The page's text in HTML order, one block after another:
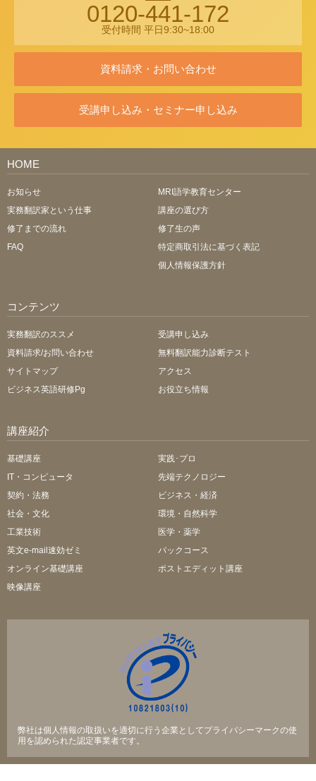
0120-441-172
受付時間 平日9:30~18:00
資料請求・お問い合わせ
受講申し込み・セミナー申し込み
HOME
お知らせ
MRI語学教育センター
実務翻訳家という仕事
講座の選び方
修了までの流れ
修了生の声
FAQ
特定商取引法に基づく表記
個人情報保護方針
コンテンツ
実務翻訳のススメ
受講申し込み
資料請求/お問い合わせ
無料翻訳能力診断テスト
サイトマップ
アクセス
ビジネス英語研修Pg
お役立ち情報
講座紹介
基礎講座
実践･プロ
IT・コンピュータ
先端テクノロジー
契約・法務
ビジネス・経済
社会・文化
環境・自然科学
工業技術
医学・薬学
英文e-mail速効ゼミ
パックコース
オンライン基礎講座
ポストエディット講座
映像講座
弊社は個人情報の取扱いを適切に行う企業としてプライバシーマークの使
用を認められた認定事業者です。